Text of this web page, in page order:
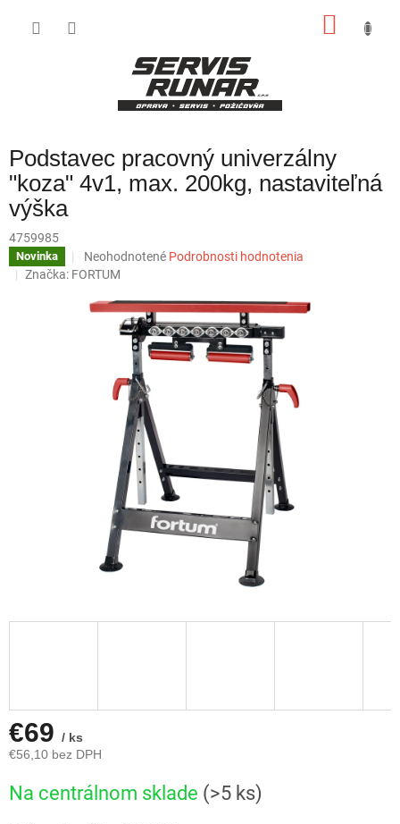
Podstavec pracovný univerzálny
"koza" 4v1, max. 200kg, nastaviteľná
výška
4759985
Novinka
Priemerné
hodnotenie
je
hviezdičiek.
Neohodnotené Podrobnosti hodnotenia
Značka: FORTUM
€69 / ks
€56,10 bez DPH
cena:
Na centrálnom sklade (>5 ks)